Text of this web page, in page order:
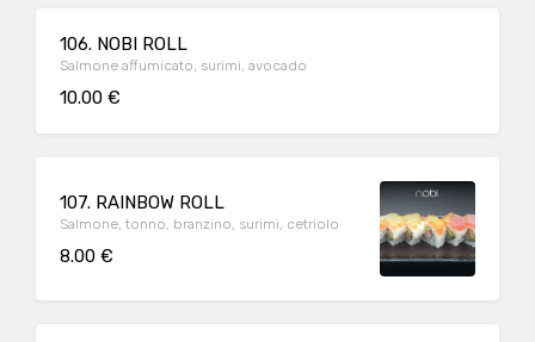
106. NOBI ROLL
Salmone affumicato, surimi, avocado
10.00 €
107. RAINBOW ROLL
Salmone, tonno, branzino, surimi, cetriolo
8.00 €